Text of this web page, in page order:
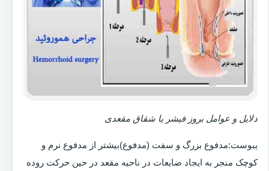
دلایل و عوامل بروز فیشر یا شقاق مقعدی
یبوست:مدفوع بزرگ و سفت (مدفوع)بیشتر از مدفوع نرم و
کوچک منجر به ایجاد ضایعات در ناحیه مقعد در حین حرکت روده